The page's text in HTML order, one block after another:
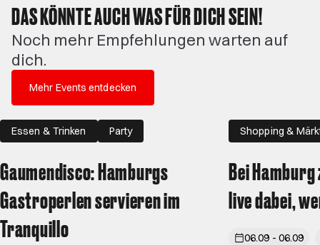
DAS KÖNNTE AUCH WAS FÜR DICH SEIN!
Noch mehr Empfehlungen warten auf
dich.
Mehr Events entdecken
Essen & Trinken Party
Gaumendisco: Hamburgs
Gastroperlen servieren im
Tranquillo
Shopping &
Bei
live dabei,
06.09 - 06.09